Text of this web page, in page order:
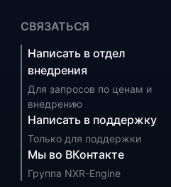
СВЯЗАТЬСЯ
Написать в отдел
внедрения
Для запросов по ценам и
внедрению
Написать в поддержку
Только для поддержки
Мы во ВКонтакте
Группа NXR-Engine